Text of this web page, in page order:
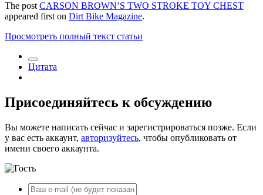
The post CARSON BROWN’S TWO STROKE TOY CHEST
appeared first on Dirt Bike Magazine.
Просмотреть полный текст статьи
Цитата
Присоединяйтесь к обсуждению
Вы можете написать сейчас и зарегистрироваться позже. Если
у вас есть аккаунт, авторизуйтесь, чтобы опубликовать от
имени своего аккаунта.